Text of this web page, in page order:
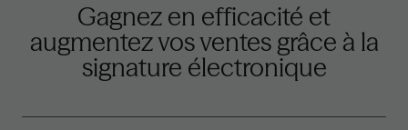
Gagnez en efficacité et
augmentez vos ventes grâce à la
signature électronique